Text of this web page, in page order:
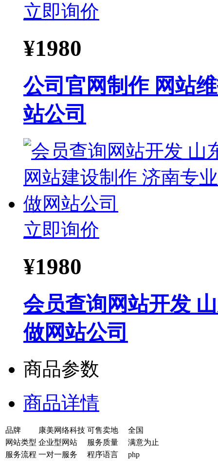
立即询价
¥1980
公司官网制作 网站
站公司
立即询价
¥1980
会员查询网站开发
做网站公司
商品参数
商品详情
品牌 康美网络科技 可售卖地
全国
网站类型 企业型网站 服务质量
满意为止
服务流程 一对一服务 程序语言 php